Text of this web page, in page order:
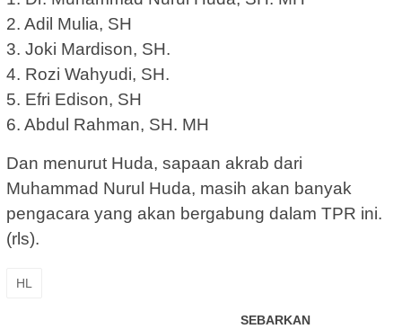
2. Adil Mulia, SH
3. Joki Mardison, SH.
4. Rozi Wahyudi, SH.
5. Efri Edison, SH
6. Abdul Rahman, SH. MH
Dan menurut Huda, sapaan akrab dari
Muhammad Nurul Huda, masih akan banyak
pengacara yang akan bergabung dalam TPR ini.
(rls).
HL
SEBARKAN